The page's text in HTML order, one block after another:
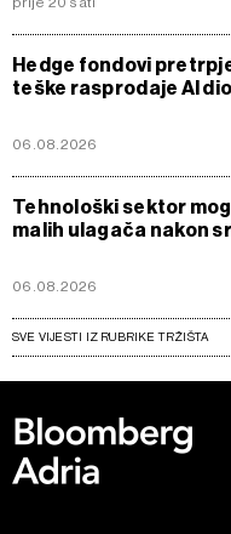
Hedge fondovi
teške rasprodaje AI
06.08.2026
Tehnološki sektor
malih ulagača nakon
06.08.2026
SVE VIJESTI IZ RUBRIKE TRŽIŠTA